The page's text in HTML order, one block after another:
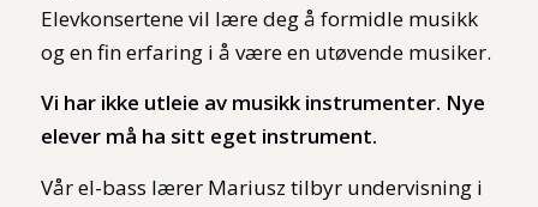
Elevkonsertene vil lære deg å formidle musikk
og en fin erfaring i å være en utøvende musiker.
Vi har ikke utleie av musikk instrumenter. Nye
elever må ha sitt eget instrument.
Vår el-bass lærer Mariusz tilbyr undervisning i